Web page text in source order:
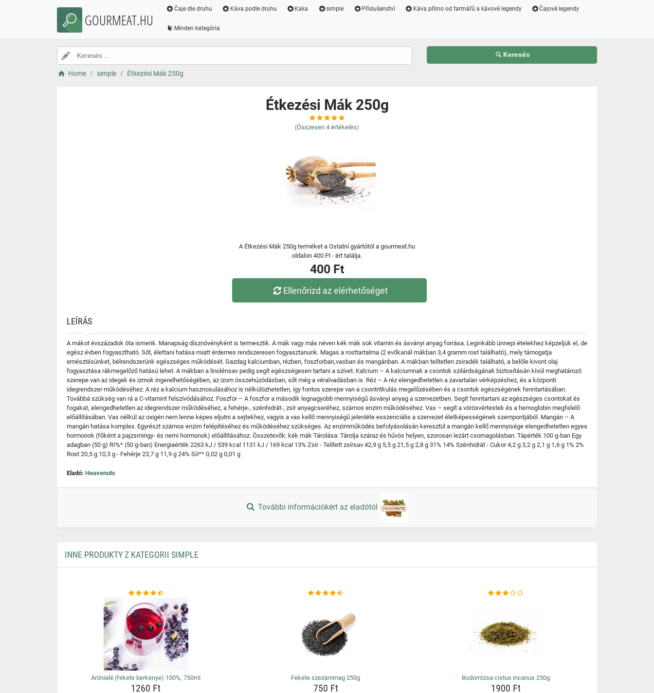
GOURMEAT.HU
Čaje dle druhu Káva podle druhu Kaka simple Příslušenství Káva přímo od farmářů a kávové legendy Čajové legendy
Minden kategória
Keresés
Home simple Étkezési Mák 250g
Étkezési Mák 250g
(Összesen 4 értékelés)
A Étkezési Mák 250g terméket a Ostatní gyártótól a gourmeat.hu
oldalon 400 Ft - ért találja.
400 Ft
Ellenőrizd az elérhetőséget
LEÍRÁS
A mákot évszázadok óta ismerik. Manapság dísznövényként is termesztik. A mák vagy más néven kék mák sok vitamin és ásványi anyag forrása. Leginkább ünnepi ételekhez képzeljük el, de
egész évben fogyasztható. Sőt, élettani hatása miatt érdemes rendszeresen fogyasztanunk. Magas a rosttartalma (2 evőkanál mákban 3,4 gramm rost található), mely támogatja
emésztésünket, bélrendszerünk egészséges működését. Gazdag kalciumban, rézben, foszforban,vasban és mangánban. A mákban telítetlen zsiradék található, a belőle kivont olaj
fogyasztása rákmegelőző hatású lehet. A mákban a linolénsav pedig segít egészségesen tartani a szívet. Kalcium – A kalciumnak a csontok szilárdságának biztosításán kívül meghatározó
szerepe van az idegek és izmok ingerelhetőségében, az izom összehúzódásban, sőt még a véralvadásban is. Réz – A réz elengedhetetlen a zavartalan vérképzéshez, és a központi
idegrendszer működéséhez. A réz a kalcium hasznosulásához is nélkülözhetetlen, így fontos szerepe van a csontritkulás megelőzésében és a csontok egészségének fenntartásában.
Továbbá szükség van rá a C-vitamint felszívódásához. Foszfor – A foszfor a második legnagyobb mennyiségű ásványi anyag a szervezetben. Segít fenntartani az egészséges csontokat és
fogakat, elengedhetetlen az idegrendszer működéséhez, a fehérje-, szénhidrát-, zsír anyagcseréhez, számos enzim működéséhez. Vas – segít a vörösvértestek és a hemoglobin megfelelő
előállításában. Vas nélkül az oxigén nem lenne képes eljutni a sejtekhez, vagyis a vas kellő mennyiségű jelenléte esszenciális a szervezet életképességének szempontjából. Mangán – A
mangán hatása komplex. Egyrészt számos enzim felépítéséhez és működéséhez szükséges. Az enzimműködés befolyásolásán keresztül a mangán kellő mennyisége elengedhetetlen egyes
hormonok (főként a pajzsmirigy- és nemi hormonok) előállításához. Összetevők: kék mák Tárolása: Tárolja száraz és hűvös helyen, szorosan lezárt csomagolásban. Tápérték 100 g-ban Egy
adagban (50 g) RI%* (50 g-ban) Energiaérték 2263 kJ / 539 kcal 1131 kJ / 169 kcal 13% Zsír - Telített zsírsav 42,9 g 5,5 g 21,5 g 2,8 g 31% 14% Szénhidrát - Cukor 4,2 g 3,2 g 2,1 g 1,6 g 1% 2%
Rost 20,5 g 10,3 g - Fehérje 23,7 g 11,9 g 24% Só** 0,02 g 0,01 g
Eladó: Heavenuts
További információkért az eladótól
INNE PRODUKTY Z KATEGORII SIMPLE
Arónialé (fekete berkenye) 100%, 750ml
1260 Ft
Fekete szezámmag 250g
750 Ft
Bodorrózsa cistus incanus 250g
1900 Ft